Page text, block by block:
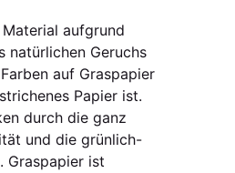
aufgrund
natürlichen Geruchs
auf Graspapier
Papier ist.
durch die ganz
und die grünlich-
Graspapier ist